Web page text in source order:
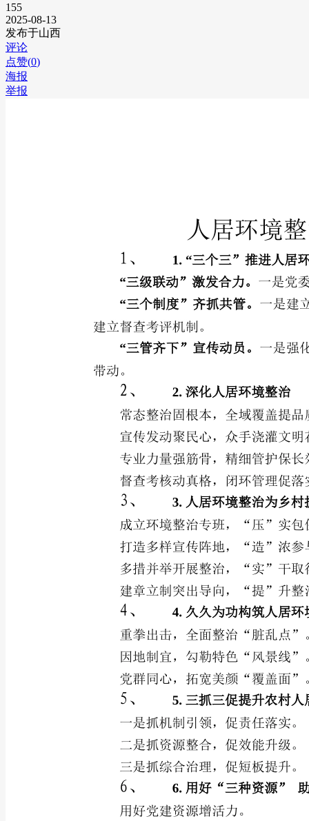
155
2025-08-13
发布于山西
评论
点赞(0)
海报
举报